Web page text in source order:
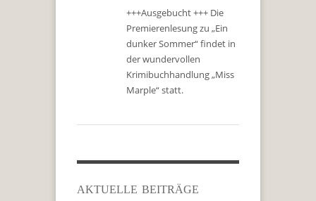
+++Ausgebucht +++ Die
Premierenlesung zu „Ein
dunker Sommer“ findet in
der wundervollen
Krimibuchhandlung „Miss
Marple“ statt.
AKTUELLE BEITRÄGE